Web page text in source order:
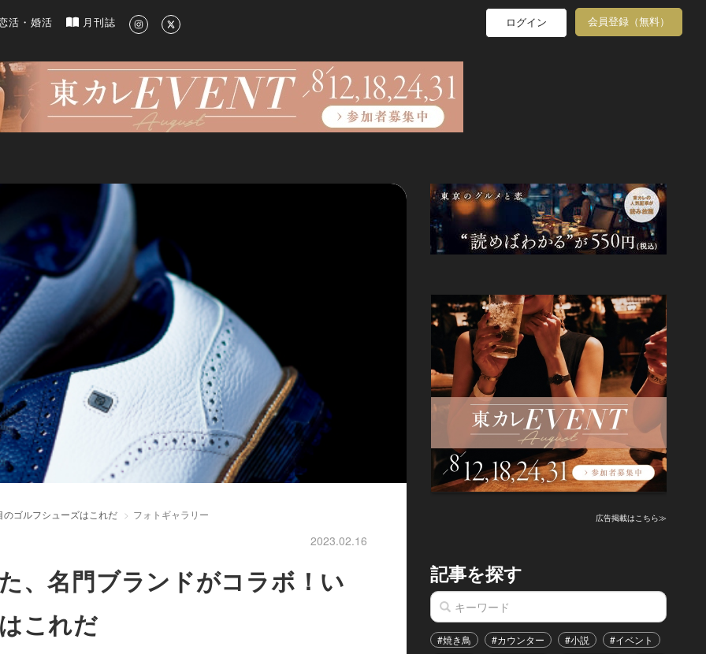
ルメ、洗練されたライフスタイル情報
活・婚活 月刊誌 ログイン 会員登録（無料）
ゴルフシューズはこれだ フォトギャラリー
2023.02.16
、名門ブランドがコラボ！い
これだ
広告掲載はこちら≫
記事を探す
#焼き鳥 #カウンター #小説 #イベント